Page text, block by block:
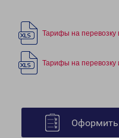
Тарифы на перевозку
Тарифы на перевозку
Оформить